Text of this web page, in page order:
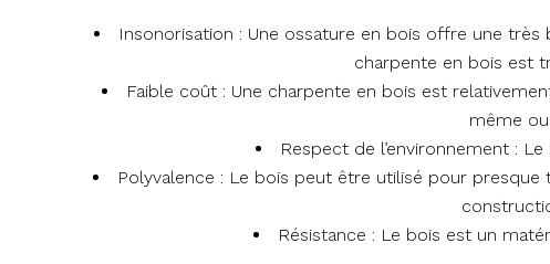
Insonorisation : Une ossature en bois offre une
charpente en bois est
Faible coût : Une charpente en bois est
même
Respect de l’environnement :
Polyvalence : Le bois peut être utilisé pour
Résistance : Le bois est un